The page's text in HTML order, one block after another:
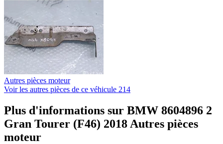
Autres pièces moteur
Voir les autres pièces de ce véhicule 214
Plus d'informations sur BMW 8604896 2
Gran Tourer (F46) 2018 Autres pièces
moteur